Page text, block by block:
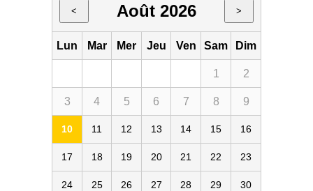
< Août 2026 >
Lun Mar Mer Jeu Ven Sam Dim
1 2
3 4 5 6 7 8 9
10 11 12 13 14 15 16
17 18 19 20 21 22 23
24 25 26 27 28 29 30